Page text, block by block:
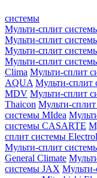
системы
Мульти-сплит
Мульти-сплит
Мульти-сплит
Мульти-сплит
Clima Мульти-сплит
AQUA Мульти-сплит
MDV Мульти-сплит
Thaicon Мульти-
системы MIdea
системы CASARTE
сплит системы
Мульти-сплит
General Climate
системы JAX Мульти-